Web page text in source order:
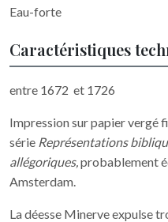
Eau-forte
Caractéristiques
entre 1672 et 1726
Impression sur papier vergé
série Représentations
allégoriques,probablement
Amsterdam.
La déesse Minerve expulse